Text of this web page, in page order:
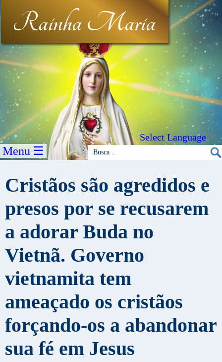
Rainha Maria
Select Language▼
Menu ☰
Cristãos são agredidos e
presos por se recusarem
a adorar Buda no
Vietnã. Governo
vietnamita tem
ameaçado os cristãos
forçando-os a abandonar
sua fé em Jesus